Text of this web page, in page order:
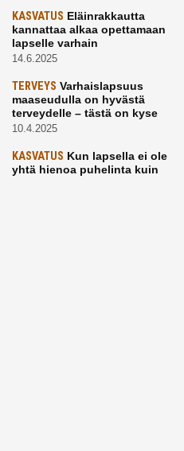
KASVATUS Eläinrakkautta
kannattaa alkaa opettamaan
lapselle varhain
14.6.2025
TERVEYS Varhaislapsuus
maaseudulla on hyvästä
terveydelle – tästä on kyse
10.4.2025
KASVATUS Kun lapsella ei ole
yhtä hienoa puhelinta kuin